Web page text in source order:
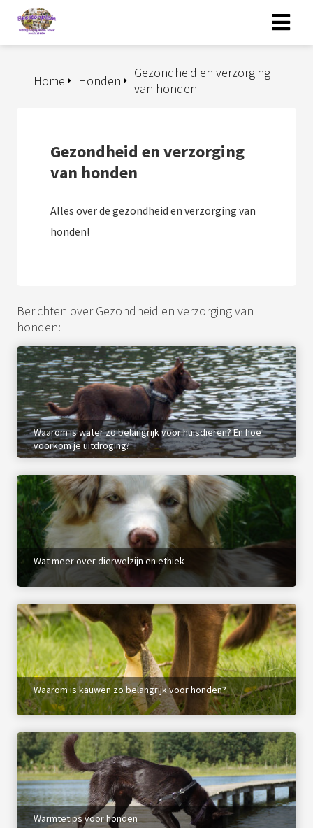
Gezondheid en verzorging
van honden
Honden
Home
Gezondheid en verzorging
van honden
Alles over de gezondheid en verzorging van
honden!
Berichten over Gezondheid en verzorging van
honden:
Waarom is water zo belangrijk voor huisdieren? En hoe
voorkom je uitdroging?
Wat meer over dierwelzijn en ethiek
Waarom is kauwen zo belangrijk voor honden?
Warmtetips voor honden